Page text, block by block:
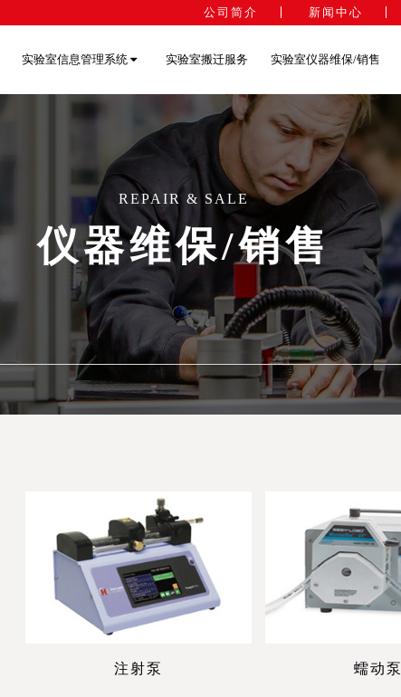
公司简介 新闻中心
实验室信息管理系统 实验室搬迁服务 实验室仪器维保/销售
REPAIR & SALE
仪器维保/销售
注射泵 蠕动泵